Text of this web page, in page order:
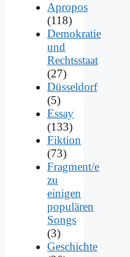
Apropos
(118)
Demokratie
und
Rechtsstaat
(27)
Düsseldorf
(5)
Essay
(133)
Fiktion
(73)
Fragment/e
zu
einigen
populären
Songs
(3)
Geschichte